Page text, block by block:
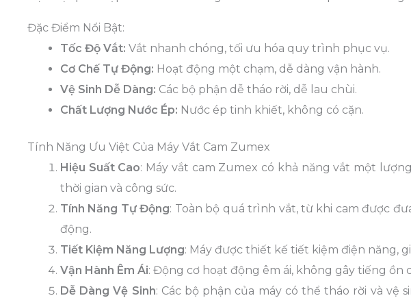
Đặc Điểm Nổi Bật:
Tốc Độ Vắt: Vắt nhanh chóng, tối ưu hóa quy trình phục vụ.
Cơ Chế Tự Động: Hoạt động một chạm, dễ dàng vận hành.
Vệ Sinh Dễ Dàng: Các bộ phận dễ tháo rời, dễ lau chùi.
Chất Lượng Nước Ép: Nước ép tinh khiết, không có cặn.
Tính Năng Ưu Việt Của Máy Vắt Cam Zumex
Hiệu Suất Cao: Máy vắt cam Zumex có khả năng vắt một
thời gian và công sức.
Tính Năng Tự Động: Toàn bộ quá trình vắt, từ khi cam được
động.
Tiết Kiệm Năng Lượng: Máy được thiết kế tiết kiệm điện năng,
Vận Hành Êm Ái: Động cơ hoạt động êm ái, không gây tiếng ồn
Dễ Dàng Vệ Sinh: Các bộ phận của máy có thể tháo rời và vệ